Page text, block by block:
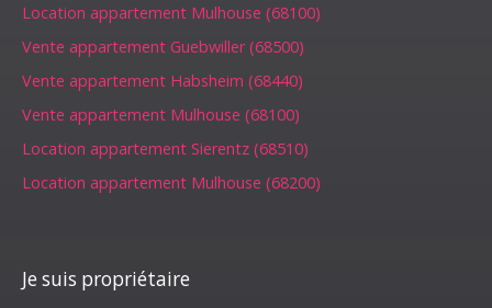
Location appartement Mulhouse (68100)
Vente appartement Guebwiller (68500)
Vente appartement Habsheim (68440)
Vente appartement Mulhouse (68100)
Location appartement Sierentz (68510)
Location appartement Mulhouse (68200)
Je suis propriétaire